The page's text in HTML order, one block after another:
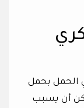
الحمل بحمل
أن يسبب